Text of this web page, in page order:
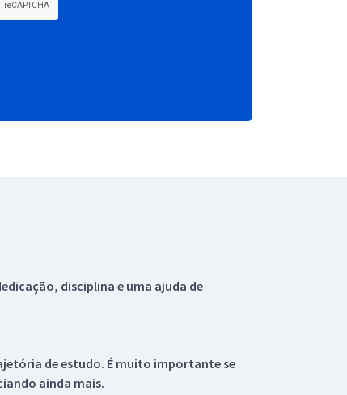
disciplina e uma ajuda de
de estudo. É muito importante se
ainda mais.